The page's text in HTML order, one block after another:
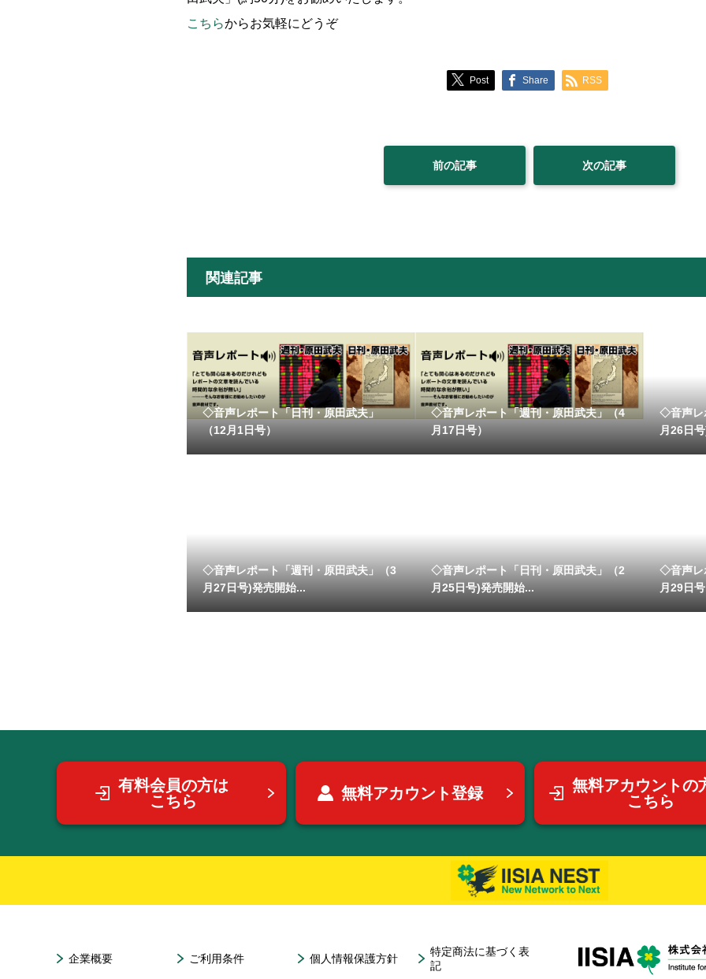
こちらからお気軽にどうぞ
Post Share RSS
前の記事 次の記事
関連記事
◇音声レポート「日刊・原田武夫」
（12月1日号）
◇音声レポート「週刊・原田武夫」（4
月17日号）
◇音声レ
月26日
◇音声レポート「週刊・原田武夫」（3
月27日号)発売開始...
◇音声レポート「日刊・原田武夫」（2
月25日号)発売開始...
◇音声レ
月29日
有料会員の方は
こちら
無料アカウント登録
無料アカウントの
こちら
企業概要 ご利用条件 個人情報保護方針
特定商法に基づく表
記